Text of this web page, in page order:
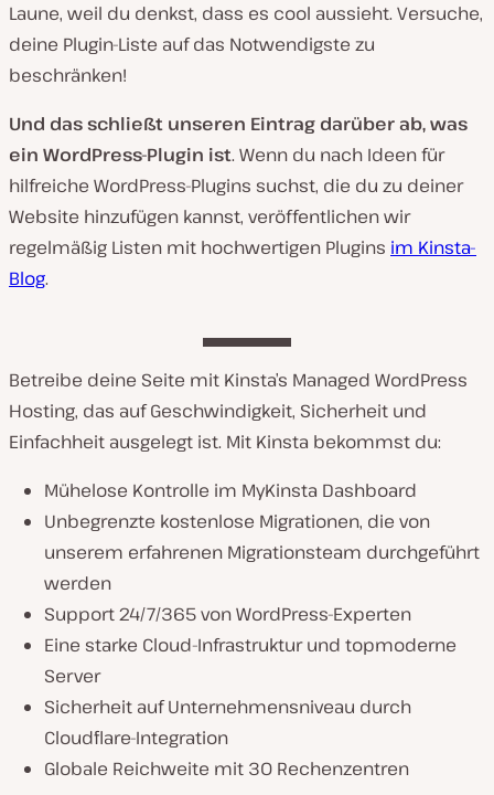
Laune, weil du denkst, dass es cool aussieht. Versuche,
deine Plugin-Liste auf das Notwendigste zu
beschränken!
Und das schließt unseren Eintrag darüber ab, was
ein WordPress-Plugin ist. Wenn du nach Ideen für
hilfreiche WordPress-Plugins suchst, die du zu deiner
Website hinzufügen kannst, veröffentlichen wir
regelmäßig Listen mit hochwertigen Plugins im Kinsta-
Blog.
Betreibe deine Seite mit Kinsta’s Managed WordPress
Hosting, das auf Geschwindigkeit, Sicherheit und
Einfachheit ausgelegt ist. Mit Kinsta bekommst du:
Mühelose Kontrolle im MyKinsta Dashboard
Unbegrenzte kostenlose Migrationen, die von
unserem erfahrenen Migrationsteam durchgeführt
werden
Support 24/7/365 von WordPress-Experten
Eine starke Cloud-Infrastruktur und topmoderne
Server
Sicherheit auf Unternehmensniveau durch
Cloudflare-Integration
Globale Reichweite mit 30 Rechenzentren